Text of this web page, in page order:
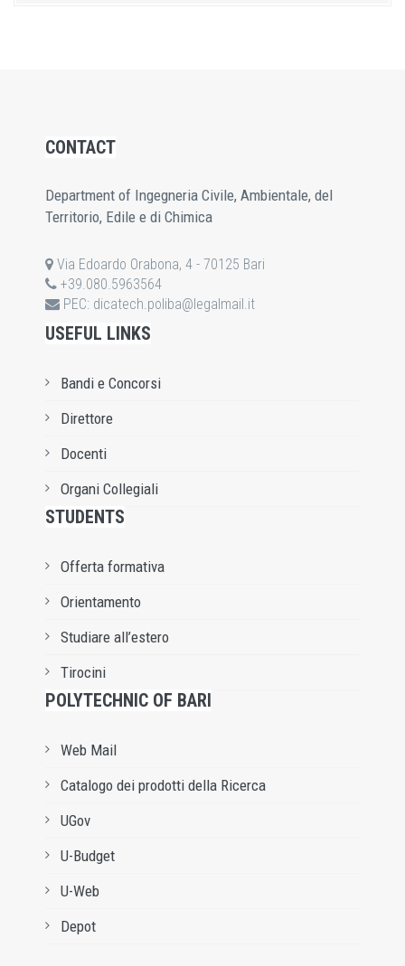
CONTACT
Department of Ingegneria Civile, Ambientale, del
Territorio, Edile e di Chimica
Via Edoardo Orabona, 4 - 70125 Bari
+39.080.5963564
PEC: dicatech.poliba@legalmail.it
USEFUL LINKS
Bandi e Concorsi
Direttore
Docenti
Organi Collegiali
STUDENTS
Offerta formativa
Orientamento
Studiare all’estero
Tirocini
POLYTECHNIC OF BARI
Web Mail
Catalogo dei prodotti della Ricerca
UGov
U-Budget
U-Web
Depot